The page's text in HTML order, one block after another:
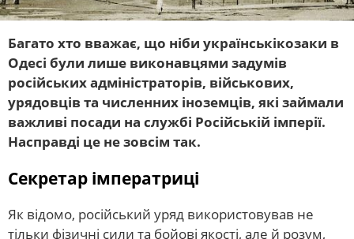
Багато хто вважає, що ніби українськікозаки в
Одесі були лише виконавцями задумів
російських адміністраторів, військових,
урядовців та численних іноземців, які займали
важливі посади на службі Російській імперії.
Насправді це не зовсім так.
Секретар імператриці
Як відомо, російський уряд використовував не
тільки фізичні сили та бойові якості, але й розум,